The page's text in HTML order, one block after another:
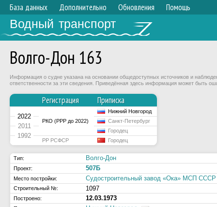
База данных Дополнительно Обновления Помощь
Водный транспорт
Волго-Дон 163
Информация о судне указана на основании общедоступных источников и
ответственности за эти сведения. Приведённая здесь информация может быть
Регистрация Приписка
2022
РКО (РРР до 2022)
Нижний Новгород
2011
Санкт-Петербург
1992
Городец
РР РСФСР
Городец
Тип: Волго-Дон
Проект: 507Б
Место постройки: Судостроительный завод «Ока» МСП
Строительный №: 1097
Построено: 12.03.1973